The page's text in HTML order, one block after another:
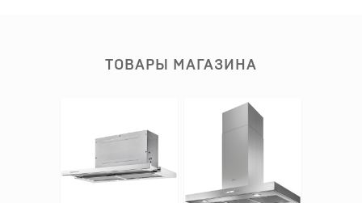
ТОВАРЫ МАГАЗИНА